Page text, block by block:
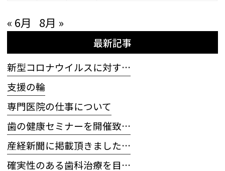
« 6月 8月 »
最新記事
新型コロナウイルスに対す…
支援の輪
専門医院の仕事について
歯の健康セミナーを開催致…
産経新聞に掲載頂きました…
確実性のある歯科治療を目…